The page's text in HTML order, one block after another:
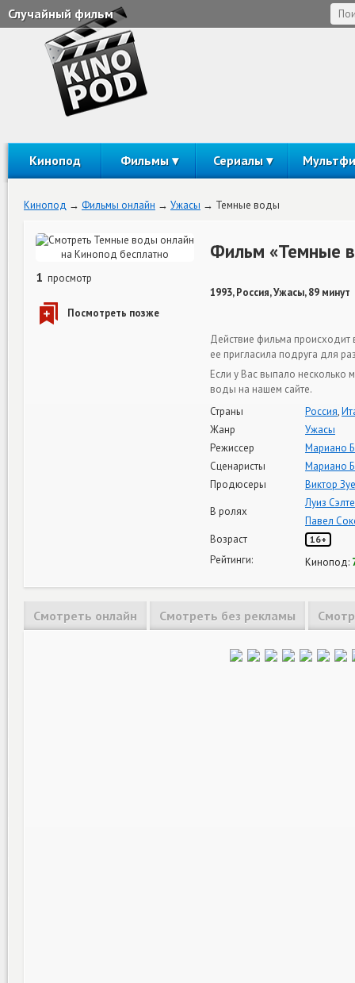
Случайный фильм
Кинопод Фильмы Сериалы
Кинопод Фильмы онлайн Ужасы Темные воды
1 просмотр
Фильм «Темные
1993, Россия, Ужасы, 89 минут
Действие фильма происходит
ее пригласила подруга для
Если у Вас выпало несколько
воды на нашем сайте.
Страны
Россия,
Жанр
Ужасы
Режиссер
Мариано
Сценаристы
Мариано
Продюсеры
Виктор
В ролях
Луиз
Павел
Возраст
16+
Рейтинги: Кинопод:
Смотреть онлайн Смотреть без рекламы